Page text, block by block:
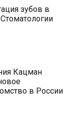
зубов в
Кацман
в России